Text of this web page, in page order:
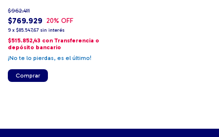
Juego de Sabanas
$769.929
$962.411
20% OFF
9 x $85.547,67 sin interés
$515.852,43 con Transferencia o
depósito bancario
¡No te lo pierdas, es el último!
Comprar